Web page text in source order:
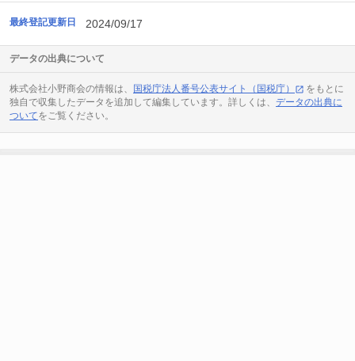
最終登記更新日 2024/09/17
データの出典について
株式会社小野商会の情報は、 国税庁法人番号公表サイト（国税庁）
をもとに
独自で収集したデータを追加して編集しています。詳しくは、 データの出典に
ついてをご覧ください。